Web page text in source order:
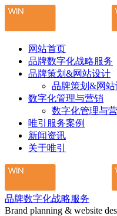
网站首页
品牌数字化战略服务
品牌策划&网站设计
品牌策划&网站
数字化管理与营销
数字化管理与
唯引服务案例
新闻资讯
关于唯引
品牌数字化战略服务
Brand planning & website